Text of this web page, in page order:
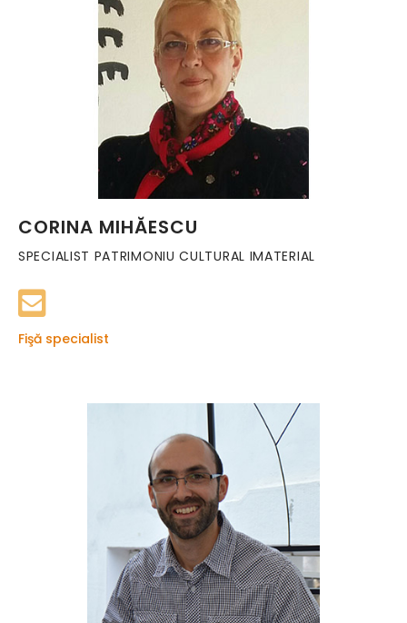
CORINA MIHĂESCU
SPECIALIST PATRIMONIU CULTURAL IMATERIAL
Fişă specialist